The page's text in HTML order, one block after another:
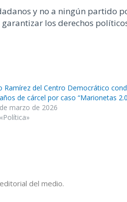
y no a ningún partido
los derechos
Ramírez del Centro Democrático
de cárcel por caso “Marionetas
marzo de 2026
del medio.